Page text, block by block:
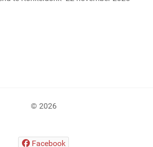
© 2026
Facebook